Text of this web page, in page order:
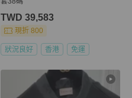
TWD 39,583
現折 800
狀況良好 香港 免運